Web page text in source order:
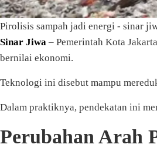
Pirolisis sampah jadi energi - sinar
Sinar Jiwa – Pemerintah Kota
bernilai ekonomi.
Teknologi ini disebut mampu
Dalam praktiknya, pendekatan ini
Perubahan Arah